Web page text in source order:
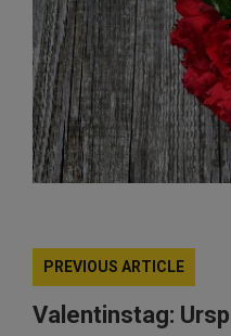
PREVIOUS ARTICLE
Valentinstag: